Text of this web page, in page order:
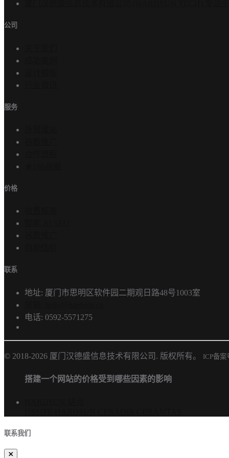
公司
服务
价格
联系
地址: 厦门市思明区软件园二期观日路48号1003室
电话: 0592-5571275
© 2018-2026 厦门汉德盛信息技术有限公司. 版权所有。 ICP备案
搭建一个网站的价格受到哪些因素的影响
联系我们